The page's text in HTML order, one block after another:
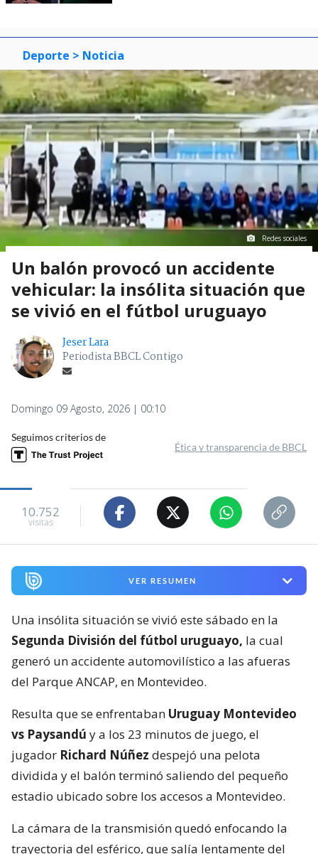
Deporte > Noticia
Redes sociales
Un balón provocó un accidente
vehicular: la insólita situación que
se vivió en el fútbol uruguayo
Jeser Lara
Periodista BBCL Contigo
Domingo 09 Agosto, 2026 | 00:10
Seguimos criterios de
Ética y transparencia de BBCL
10.752
visitas
VER RESUMEN
Una insólita situación se vivió este sábado en la
Segunda División del fútbol uruguayo, la cual
generó un accidente automovilístico a las afueras
del Parque ANCAP, en Montevideo.
Resulta que se enfrentaban Uruguay Montevideo
vs Paysandú y a los 23 minutos de juego, el
jugador Richard Núñez despejó una pelota
dividida y el balón terminó saliendo del pequeño
estadio ubicado sobre los accesos a Montevideo.
La cámara de la transmisión quedó enfocando la
trayectoria del esférico, que salía lentamente del